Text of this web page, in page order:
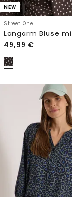
NEW
Street One
49,99 €